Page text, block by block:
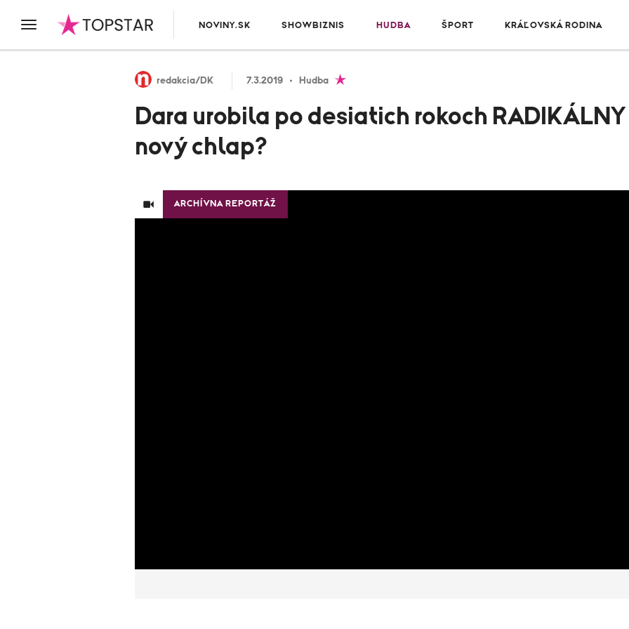
NOVINY.SK SHOWBIZNIS HUDBA ŠPORT KRÁĽOVSKÁ RODINA
redakcia/DK 7.3.2019 Hudba
Dara urobila po desiatich rokoch
nový chlap?
ARCHÍVNA REPORTÁŽ